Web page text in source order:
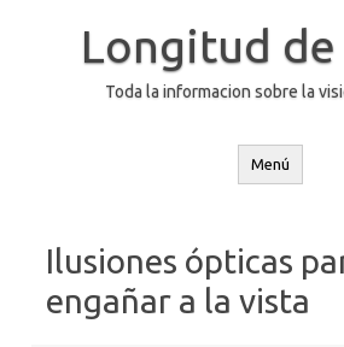
Longitud de
Toda la informacion sobre la
Menú
Ilusiones ópticas
engañar a la vista